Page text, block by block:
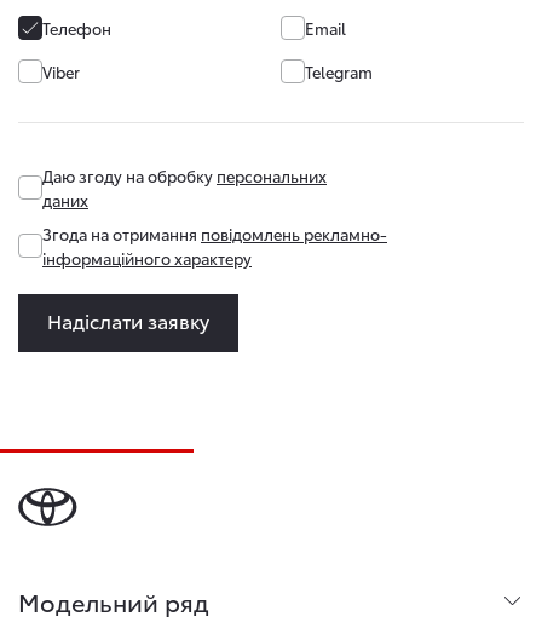
Телефон
Email
Viber
Telegram
Даю згоду на обробку персональних
даних
Згода на отримання повідомлень рекламно-
інформаційного характеру
Надіслати заявку
Модельний ряд